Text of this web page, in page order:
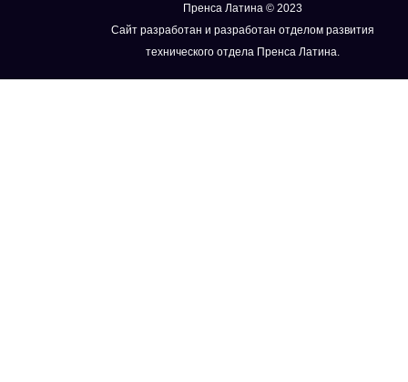
Пренса Латина © 2023
Сайт разработан и разработан отделом развития
технического отдела Пренса Латина.